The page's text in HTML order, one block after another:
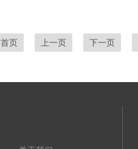
首页 上一页 下一页